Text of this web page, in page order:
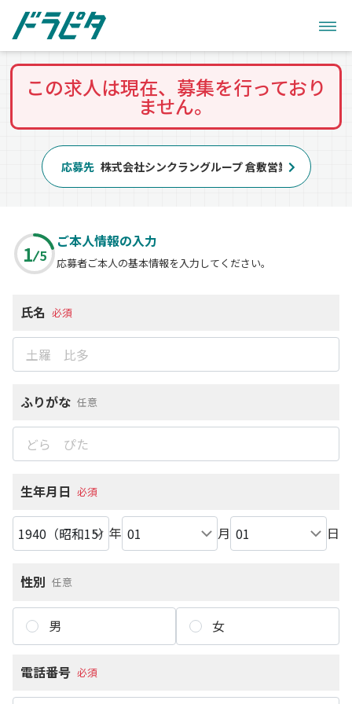
この求人は現在、募集を行っており
ません。
応募先 株式会社シンクラングループ 倉敷営業所
1 5
ご本人情報の入力
応募者ご本人の基本情報を入力してください。
氏名 必須
ふりがな 任意
生年月日 必須
年 月 日
性別 任意
男 女
電話番号 必須